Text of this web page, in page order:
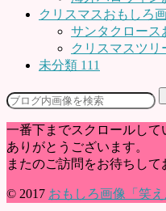
クリスマスおもしろ
サンタクロース
クリスマスツリ
未分類 111
一番下までスクロールして
ありがとうございます。
またのご訪問をお待ちして
© 2017 おもしろ画像「笑え